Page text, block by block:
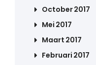
October 2017
Mei 2017
Maart 2017
Februari 2017